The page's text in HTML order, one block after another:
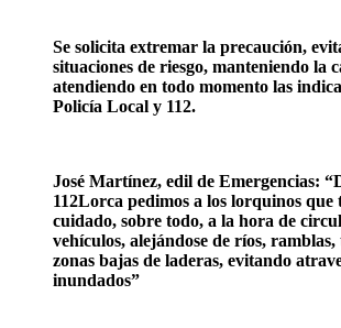
Se solicita extremar la precaución,
situaciones de riesgo, manteniendo la
atendiendo en todo momento las
Policía Local y 112.
José Martínez, edil de Emergencias:
112Lorca pedimos a los lorquinos que
cuidado, sobre todo, a la hora de
vehículos, alejándose de ríos,
zonas bajas de laderas, evitando
inundados”